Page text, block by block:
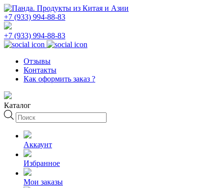
+7 (933) 994-88-83
+7 (933) 994-88-83
Отзывы
Контакты
Как оформить заказ ?
Каталог
Поиск
товаров
Аккаунт
Избранное
Мои заказы